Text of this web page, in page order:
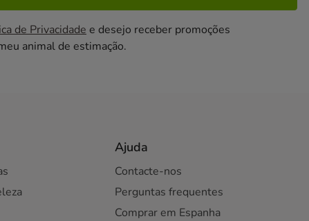
de Privacidade e desejo receber promoções
animal de estimação.
Ajuda
Contacte-nos
Perguntas frequentes
Comprar em Espanha